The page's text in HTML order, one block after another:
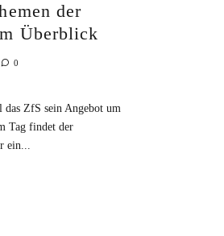
der
Überblick
0
ZfS sein Angebot um
Tag findet der
ein...